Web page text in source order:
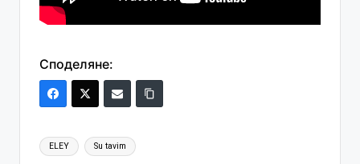
Споделяне:
Tags:
ELEY Su tavim